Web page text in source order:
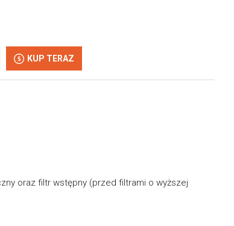
KUP TERAZ
oraz filtr wstępny (przed filtrami o wyższej